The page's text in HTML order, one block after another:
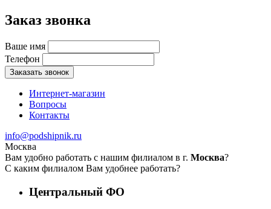
Заказ звонка
Ваше имя
Телефон
Заказать звонок
Интернет-магазин
Вопросы
Контакты
info@podshipnik.ru
Москва
Вам удобно работать с нашим филиалом в г. Москва?
С каким филиалом Вам удобнее работать?
Центральный ФО